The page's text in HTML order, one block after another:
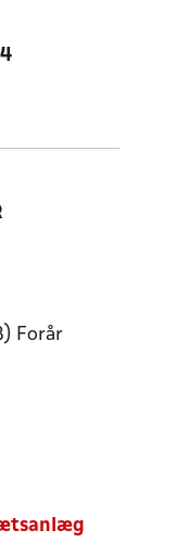
Forår